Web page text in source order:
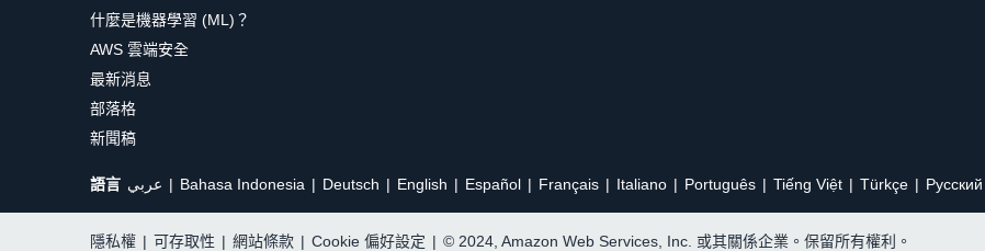
什麼是機器學習 (ML)？
AWS 雲端安全
最新消息
部落格
新聞稿
語言 عربي Bahasa Indonesia Deutsch English Español Français Italiano Português Tiếng Việt Türkçe Ρусский
隱私權 | 可存取性 | 網站條款 | Cookie 偏好設定 | © 2024, Amazon Web Services, Inc. 或其關係企業。保留所有權利。